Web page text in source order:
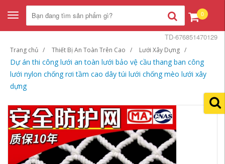
Toggle
navigation
0
Trang chủ Thiết Bị An Toàn Trên Cao Lưới Xây Dựng
Dự án thi công lưới an toàn lưới bảo vệ cầu thang ban công
lưới nylon chống rơi tầm cao dây túi lưới chống mèo lưới xây
dựng
TD-676851470129